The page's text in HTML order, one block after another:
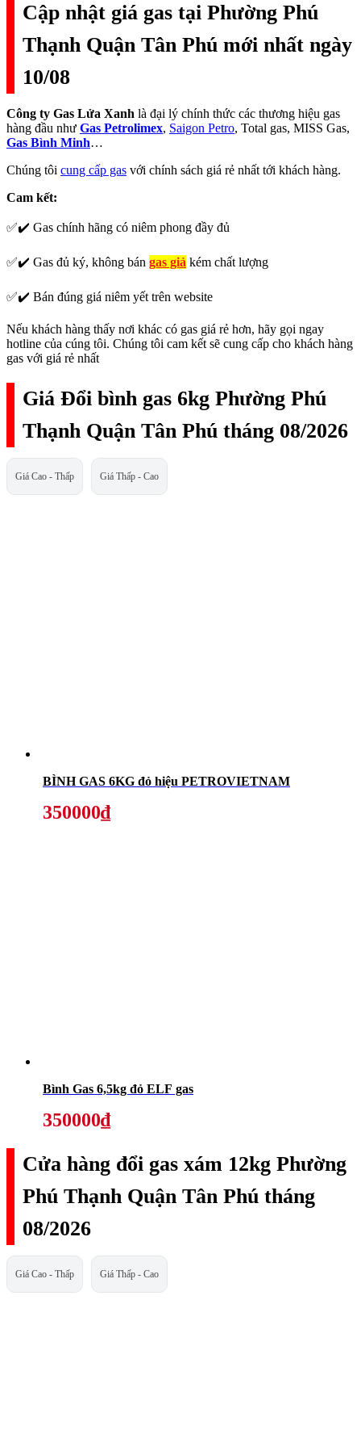
Cập nhật giá gas tại Phường Phú
Thạnh Quận Tân Phú mới nhất ngày
10/08
Công ty Gas Lửa Xanh là đại lý chính thức các thương hiệu gas
hàng đầu như Gas Petrolimex, Saigon Petro, Total gas, MISS Gas,
Gas Bình Minh…
Chúng tôi cung cấp gas với chính sách giá rẻ nhất tới khách hàng.
Cam kết:
✅✔️ Gas chính hãng có niêm phong đầy đủ
✅✔️ Gas đủ ký, không bán gas giả kém chất lượng
✅✔️ Bán đúng giá niêm yết trên website
Nếu khách hàng thấy nơi khác có gas giá rẻ hơn, hãy gọi ngay
hotline của cúng tôi. Chúng tôi cam kết sẽ cung cấp cho khách hàng
gas với giá rẻ nhất
Giá Đổi bình gas 6kg Phường Phú
Thạnh Quận Tân Phú tháng 08/2026
Giá Cao - Thấp Giá Thấp - Cao
BÌNH GAS 6KG đỏ hiệu PETROVIETNAM
350000₫
Bình Gas 6,5kg đỏ ELF gas
350000₫
Cửa hàng đổi gas xám 12kg Phường
Phú Thạnh Quận Tân Phú tháng
08/2026
Giá Cao - Thấp Giá Thấp - Cao